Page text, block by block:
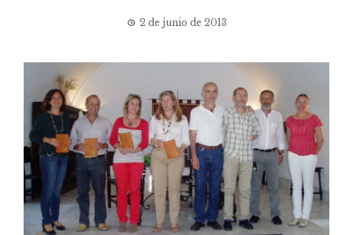
2 de junio de 2013